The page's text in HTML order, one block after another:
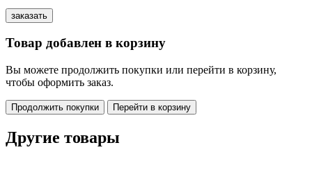
Товар добавлен в корзину
Вы можете продолжить покупки или перейти в корзину,
чтобы оформить заказ.
Продолжить покупки Перейти в корзину
Другие товары